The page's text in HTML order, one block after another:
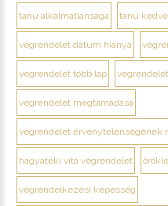
tanú alkalmatlansága tanú
végrendelet dátum hiánya
végrendelet több lap
végrendelet megtámadása
végrendelet érvénytelenségének
hagyatéki vita végrendelet
végrendelkezési képesség